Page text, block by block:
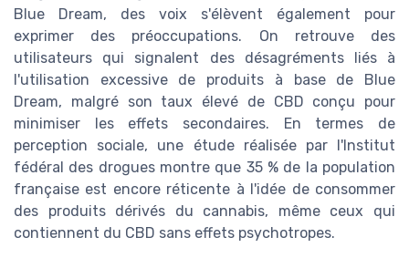
Blue Dream, des voix s'élèvent également pour
exprimer des préoccupations. On retrouve des
utilisateurs qui signalent des désagréments liés à
l'utilisation excessive de produits à base de Blue
Dream, malgré son taux élevé de CBD conçu pour
minimiser les effets secondaires. En termes de
perception sociale, une étude réalisée par l'Institut
fédéral des drogues montre que 35 % de la population
française est encore réticente à l'idée de consommer
des produits dérivés du cannabis, même ceux qui
contiennent du CBD sans effets psychotropes.